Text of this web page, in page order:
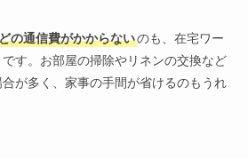
の通信費がかからないのも、在宅ワー
す。お部屋の掃除やリネンの交換など
が多く、家事の手間が省けるのもうれ